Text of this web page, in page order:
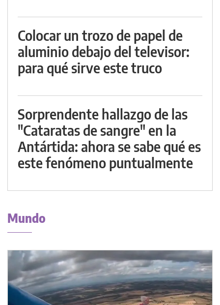
Colocar un trozo de papel de
aluminio debajo del televisor:
para qué sirve este truco
Sorprendente hallazgo de las
"Cataratas de sangre" en la
Antártida: ahora se sabe qué es
este fenómeno puntualmente
Mundo